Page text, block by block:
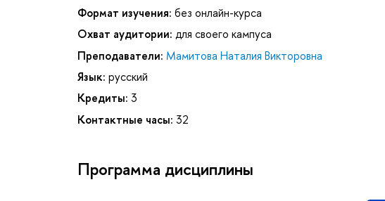
Формат изучения: без онлайн-курса
Охват аудитории: для своего кампуса
Преподаватели: Мамитова Наталия Викторовна
Язык: русский
Кредиты: 3
Контактные часы: 32
Программа дисциплины